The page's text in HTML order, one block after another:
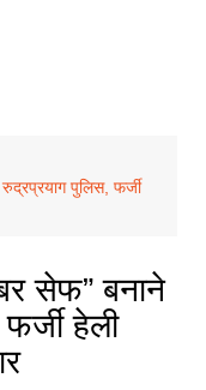
पुलिस, फर्जी
सेफ” बनाने
हेली